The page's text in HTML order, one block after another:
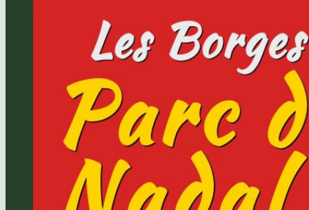
detall